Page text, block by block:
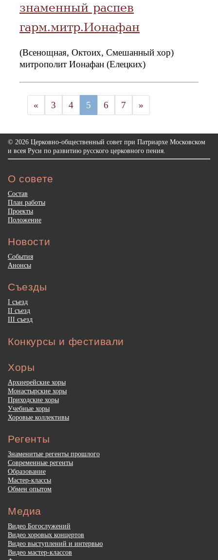
знаменный распев
гарм.митр.Ионафан
(Всенощная, Октоих, Смешанный хор)
митрополит Ионафан (Елецких)
« 3 4 5 6 7 »
© 2026 Церковно-общественный совет при Патриархе Московском
и всея Руси по развитию русского церковного пения.
О совете
Состав
План работы
Проекты
Положение
Новости
События
Анонсы
Съезды
I съезд
II съезд
III съезд
Конкурсы и фестивали
Хоры
Архиерейские хоры
Монастырские хоры
Приходские хоры
Учебные хоры
Хоровые коллективы
Регенты
Знаменитые регенты прошлого
Современные регенты
Образование
Мастер-классы
Обмен опытом
Медиа
Видео Богослужений
Видео хоровых концертов
Видео выступлений и интервью
Видео мастер-классов